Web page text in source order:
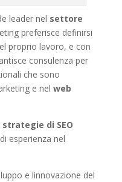
leader nel settore
preferisce definirsi
proprio lavoro, e con
consulenza per
che sono
e nel web
strategie di SEO
esperienza nel
e linnovazione del